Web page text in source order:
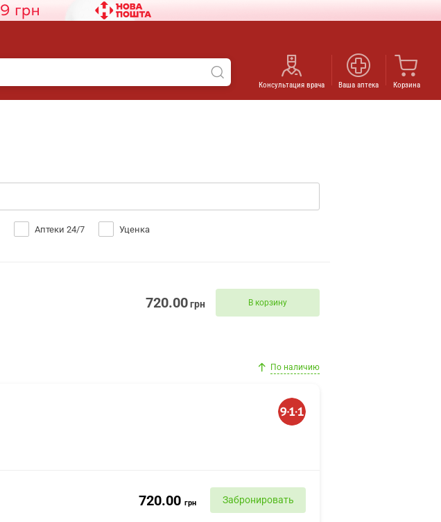
Консультация врача Ваша аптека Корзина
Аптеки 24/7 Уценка
720.00грн В корзину
По наличию
720.00 грн Забронировать